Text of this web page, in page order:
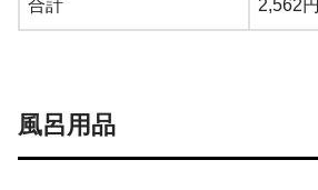
合計 2,562円
風呂用品